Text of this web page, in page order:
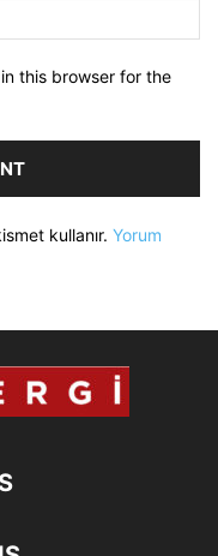
this browser for the
kullanır. Yorum